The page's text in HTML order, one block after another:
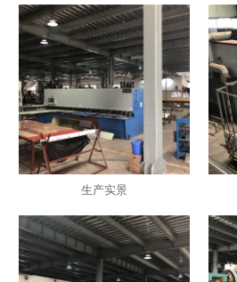
生产实景